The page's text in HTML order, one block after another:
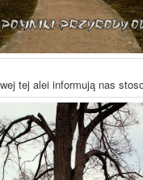
tej alei informują nas